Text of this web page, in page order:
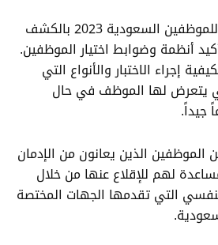
ويعنى تحليل المخدرات للموظفين السعودية 2023 بالكشف
أنظمة وضوابط اختيار الموظفين.
إجراء الاختبار والأنواع التي
يتعرض لها الموظف في حال
جيداً.
الذين يعانون من الإدمان
لهم للإقلاع عنها من خلال
التي تقدمها الجهات المختصة